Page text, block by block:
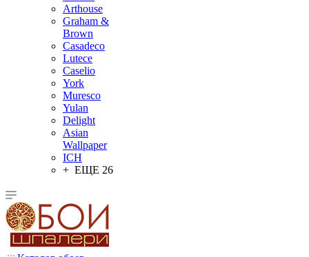
Arthouse
Graham &
Brown
Casadeco
Lutece
Caselio
York
Muresco
Yulan
Delight
Asian
Wallpaper
ICH
+ ЕЩЕ 26